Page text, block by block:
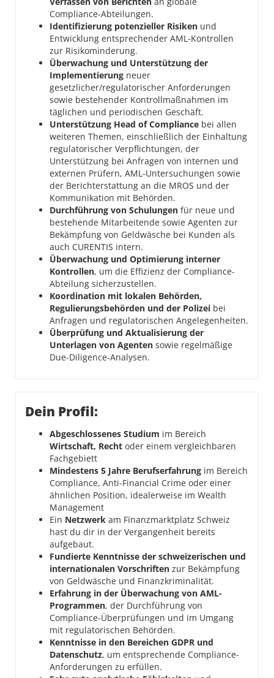
Compliance-Abteilungen.
Identifizierung potenzieller Risiken und
Entwicklung entsprechender AML-Kontrollen
zur Risikominderung.
Überwachung und Unterstützung der
Implementierung neuer
gesetzlicher/regulatorischer Anforderungen
sowie bestehender Kontrollmaßnahmen im
täglichen und periodischen Geschäft.
Unterstützung Head of Compliance bei allen
weiteren Themen, einschließlich der Einhaltung
regulatorischer Verpflichtungen, der
Unterstützung bei Anfragen von internen und
externen Prüfern, AML-Untersuchungen sowie
der Berichterstattung an die MROS und der
Kommunikation mit Behörden.
Durchführung von Schulungen für neue und
bestehende Mitarbeitende sowie Agenten zur
Bekämpfung von Geldwäsche bei Kunden als
auch CURENTIS intern.
Überwachung und Optimierung interner
Kontrollen, um die Effizienz der Compliance-
Abteilung sicherzustellen.
Koordination mit lokalen Behörden,
Regulierungsbehörden und der Polizei bei
Anfragen und regulatorischen Angelegenheiten.
Überprüfung und Aktualisierung der
Unterlagen von Agenten sowie regelmäßige
Due-Diligence-Analysen.
Dein Profil:
Abgeschlossenes Studium im Bereich
Wirtschaft, Recht oder einem vergleichbaren
Fachgebiett
Mindestens 5 Jahre Berufserfahrung im Bereich
Compliance, Anti-Financial Crime oder einer
ähnlichen Position, idealerweise im Wealth
Management
Ein Netzwerk am Finanzmarktplatz Schweiz
hast du dir in der Vergangenheit bereits
aufgebaut.
Fundierte Kenntnisse der schweizerischen und
internationalen Vorschriften zur Bekämpfung
von Geldwäsche und Finanzkriminalität.
Erfahrung in der Überwachung von AML-
Programmen, der Durchführung von
Compliance-Überprüfungen und im Umgang
mit regulatorischen Behörden.
Kenntnisse in den Bereichen GDPR und
Datenschutz, um entsprechende Compliance-
Anforderungen zu erfüllen.